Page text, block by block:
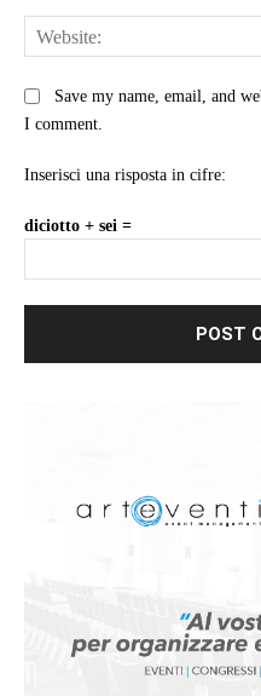
Save my name, email, and
I comment.
Inserisci una risposta in cifre:
diciotto + sei =